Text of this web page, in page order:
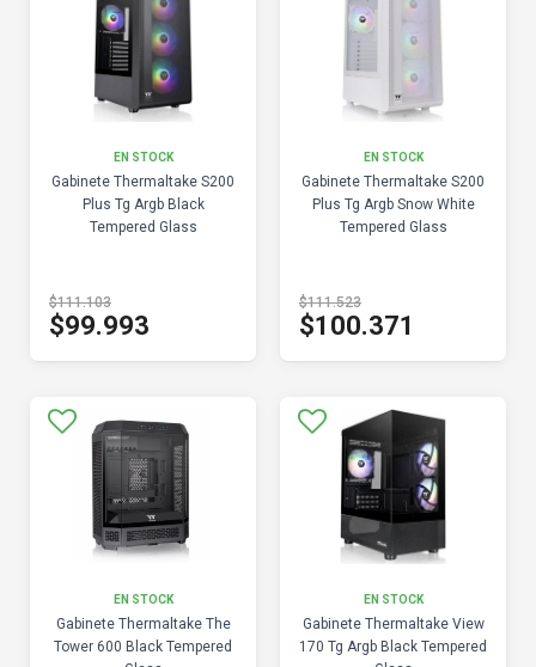
EN STOCK
Gabinete Thermaltake S200
Plus Tg Argb Black
Tempered Glass
$111.103
$99.993
EN STOCK
Gabinete Thermaltake S200
Plus Tg Argb Snow White
Tempered Glass
$111.523
$100.371
EN STOCK
Gabinete Thermaltake The
Tower 600 Black Tempered
EN STOCK
Gabinete Thermaltake View
170 Tg Argb Black Tempered